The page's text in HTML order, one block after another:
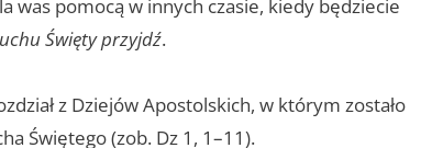
was pomocą w innych czasie, kiedy będziecie
Święty przyjdź.
z Dziejów Apostolskich, w którym zostało
Świętego (zob. Dz 1, 1–11).